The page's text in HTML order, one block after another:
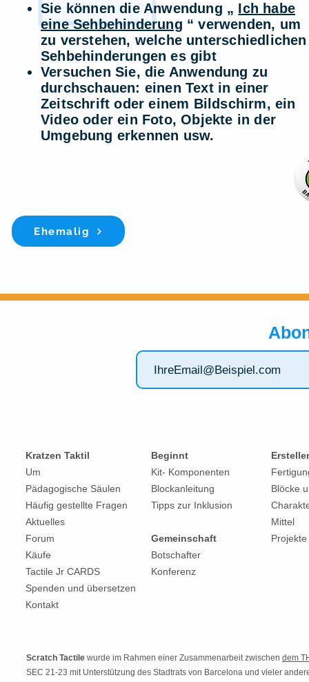
Sie können die Anwendung „ Ich habe
eine Sehbehinderung “ verwenden, um
zu verstehen, welche unterschiedlichen
Sehbehinderungen es gibt
Versuchen Sie, die Anwendung zu
durchschauen: einen Text in einer
Zeitschrift oder einem Bildschirm, ein
Video oder ein Foto, Objekte in der
Umgebung erkennen usw.
Ehemalig
Kratzen Taktil
Um
Pädagogische Säulen
Häufig gestellte Fragen
Aktuelles
Forum
Käufe
Tactile Jr CARDS
Spenden und übersetzen
Kontakt
Beginnt
Kit- Komponenten
Blockanleitung
Tipps zur Inklusion
Gemeinschaft
Botschafter
Konferenz
Blöcke
Mittel
Projekte
Scratch Tactile wurde im Rahmen einer Zusammenarbeit zwischen dem
SEC 21-23 mit Unterstützung des Stadtrats von Barcelona und vieler